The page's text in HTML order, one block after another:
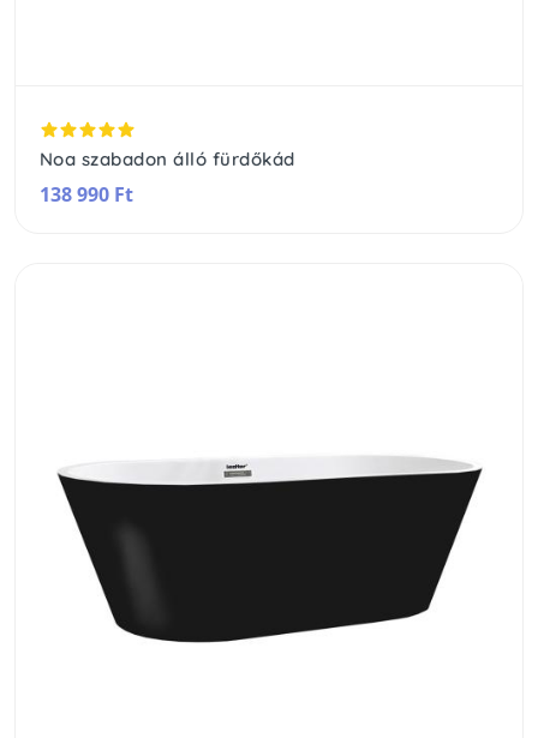
Noa szabadon álló fürdőkád
138 990 Ft